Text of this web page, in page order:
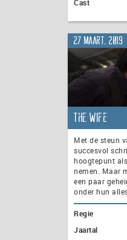
Cast
27 maart, 2019
The Wife
Met de steun
succesvol
hoogtepunt
nemen. Maar
een paar
onder hun
Regie
Jaartal